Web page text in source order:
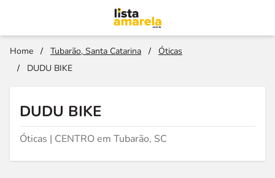
Home / Tubarão, Santa Catarina /
Óticas
/
DUDU BIKE
DUDU BIKE
Óticas | CENTRO em Tubarão, SC